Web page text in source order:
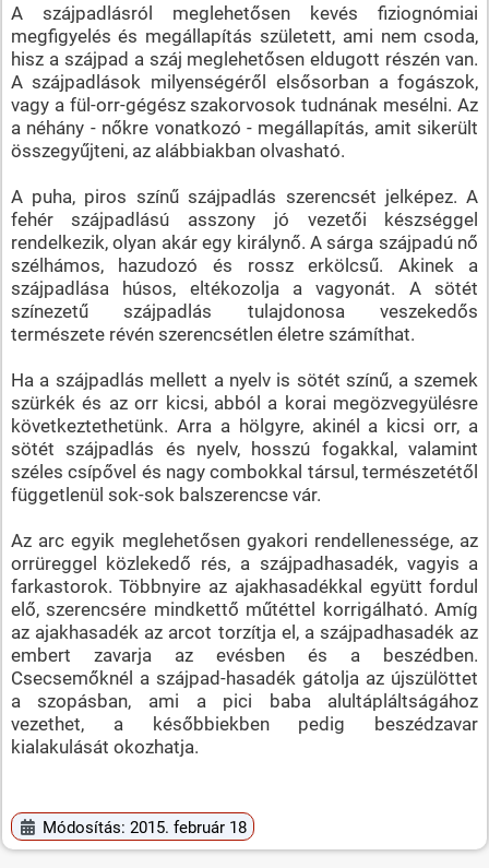
A szájpadlásról meglehetősen kevés fiziognómiai
megfigyelés és megállapítás született, ami nem csoda,
hisz a szájpad a száj meglehetősen eldugott részén van.
A szájpadlások milyenségéről elsősorban a fogászok,
vagy a fül-orr-gégész szakorvosok tudnának mesélni. Az
a néhány - nőkre vonatkozó - megállapítás, amit sikerült
összegyűjteni, az alábbiakban olvasható.
A puha, piros színű szájpadlás szerencsét jelképez. A
fehér szájpadlású asszony jó vezetői készséggel
rendelkezik, olyan akár egy királynő. A sárga szájpadú nő
szélhámos, hazudozó és rossz erkölcsű. Akinek a
szájpadlása húsos, eltékozolja a vagyonát. A sötét
színezetű szájpadlás tulajdonosa veszekedős
természete révén szerencsétlen életre számíthat.
Ha a szájpadlás mellett a nyelv is sötét színű, a szemek
szürkék és az orr kicsi, abból a korai megözvegyülésre
következtethetünk. Arra a hölgyre, akinél a kicsi orr, a
sötét szájpadlás és nyelv, hosszú fogakkal, valamint
széles csípővel és nagy combokkal társul, természetétől
függetlenül sok-sok balszerencse vár.
Az arc egyik meglehetősen gyakori rendellenessége, az
orrüreggel közlekedő rés, a szájpadhasadék, vagyis a
farkastorok. Többnyire az ajakhasadékkal együtt fordul
elő, szerencsére mindkettő műtéttel korrigálható. Amíg
az ajakhasadék az arcot torzítja el, a szájpadhasadék az
embert zavarja az evésben és a beszédben.
Csecsemőknél a szájpad-hasadék gátolja az újszülöttet
a szopásban, ami a pici baba alultápláltságához
vezethet, a későbbiekben pedig beszédzavar
kialakulását okozhatja.
Módosítás: 2015. február 18